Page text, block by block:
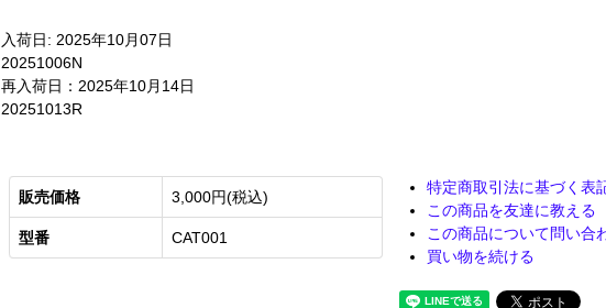
入荷日: 2025年10月07日
20251006N
再入荷日：2025年10月14日
20251013R
販売価格 3,000円(税込)
型番 CAT001
特定商取引法に基づく表
この商品を友達に教える
この商品について問い合
買い物を続ける